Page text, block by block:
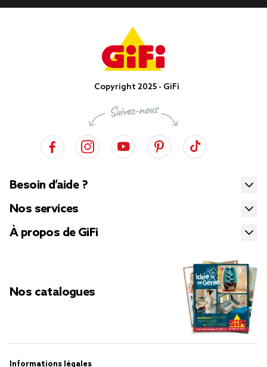
Copyright 2025 - GiFi
Besoin d’aide ?
Nos services
À propos de GiFi
Nos catalogues
Informations légales